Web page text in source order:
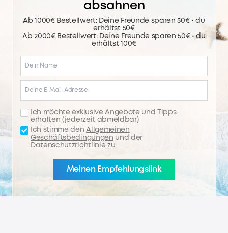
absahnen
Ab 1000€ Bestellwert: Deine Freunde sparen 50€ • du
erhältst 50€
Ab 2000€ Bestellwert: Deine Freunde sparen 50€ • du
erhältst 100€
Ich möchte exklusive Angebote und Tipps
erhalten (jederzeit abmeldbar)
Ich stimme denAllgemeinen
Geschäftsbedingungen und der
Datenschutzrichtliniezu
Meinen Empfehlungslink
erhalten